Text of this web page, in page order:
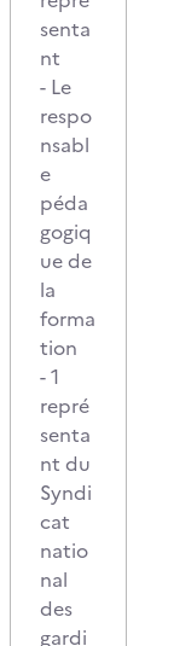
senta
nt
- Le
respo
nsabl
e
péda
gogiq
ue de
la
forma
tion
- 1
repré
senta
nt du
Syndi
cat
natio
nal
des
gardi